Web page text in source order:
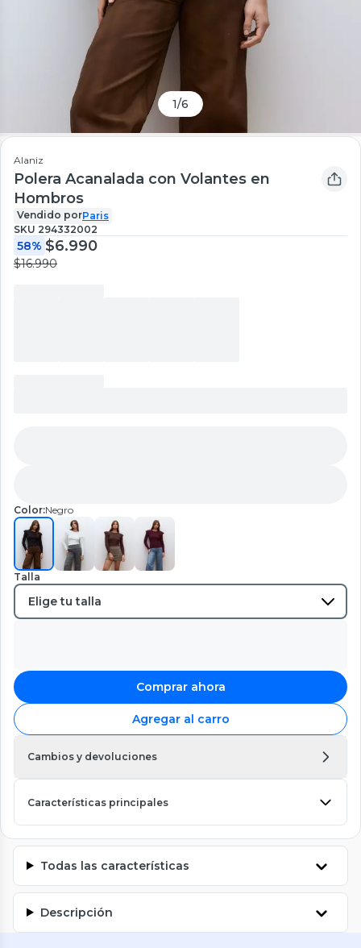
1/6
Alaniz
Polera Acanalada con Volantes en
Hombros
Vendido porParis
SKU 294332002
58% $6.990
$16.990
Color:Negro
Talla
Comprar ahora
Agregar al carro
Cambios y devoluciones
Características principales
Todas las características
Descripción